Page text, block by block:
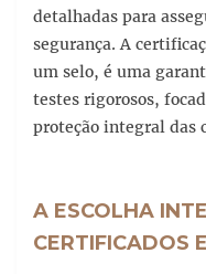
detalhadas para
segurança. A
um selo, é uma
testes rigorosos,
proteção integral das
A ESCOLHA
CERTIFICADOS